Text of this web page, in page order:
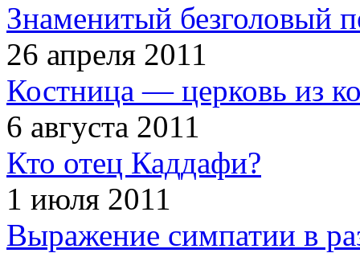
Знаменитый безголовый
26 апреля 2011
Костница — церковь из
6 августа 2011
Кто отец Каддафи?
1 июля 2011
Выражение симпатии в